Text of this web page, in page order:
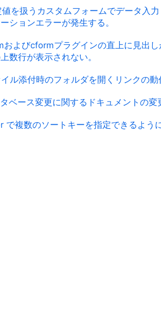
値を扱うカスタムフォームでデータ入
ションエラーが発生する。
およびcformプラグインの直上に見出し
数行が表示されない。
ル添付時のフォルダを開くリンクの動
ベース変更に関するドキュメントの変
で複数のソートキーを指定できるよう